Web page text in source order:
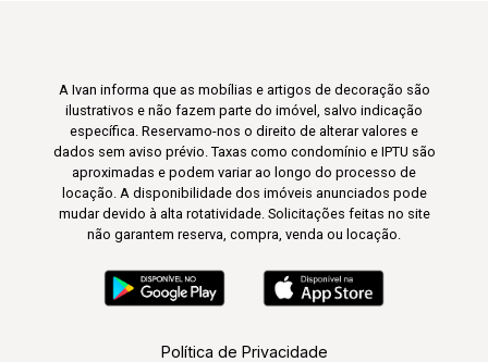
A Ivan informa que as mobílias e artigos de decoração são
ilustrativos e não fazem parte do imóvel, salvo indicação
específica. Reservamo-nos o direito de alterar valores e
dados sem aviso prévio. Taxas como condomínio e IPTU são
aproximadas e podem variar ao longo do processo de
locação. A disponibilidade dos imóveis anunciados pode
mudar devido à alta rotatividade. Solicitações feitas no site
não garantem reserva, compra, venda ou locação.
Política de Privacidade